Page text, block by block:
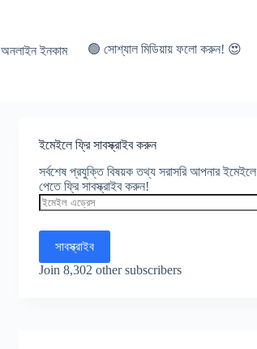
অনলাইন ইনকাম 🟢 সোশ্যাল মিডিয়ায় ফলো করুন! 😍
ইমেইলে ফ্রি সাবস্ক্রাইব করুন
সর্বশেষ প্রযুক্তি বিষয়ক তথ্য সরাসরি আপনার ইমেইলে
পেতে ফ্রি সাবস্ক্রাইব করুন!
ইমেইল
এড্রেস
সাবস্ক্রাইব
Join 8,302 other subscribers